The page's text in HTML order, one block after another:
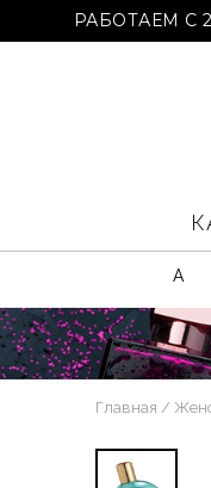
РАБОТАЕМ С
A
Главная